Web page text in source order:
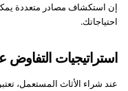
إن استكشاف مصادر متعددة
احتياجاتك.
استراتيجيات التفاوض
عند شراء الأثاث المستعمل،